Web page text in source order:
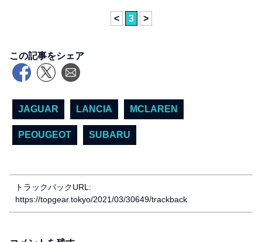
< 3 >
この記事をシェア
JAGUAR LANCIA MCLAREN
PEOUGEOT SUBARU
トラックバックURL:
https://topgear.tokyo/2021/03/30649/trackback